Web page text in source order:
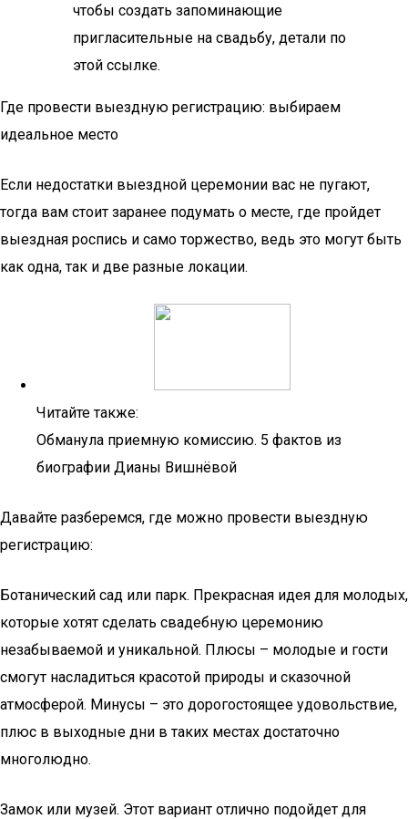
чтобы создать запоминающие
пригласительные на свадьбу, детали по
этой ссылке.
Где провести выездную регистрацию: выбираем
идеальное место
Если недостатки выездной церемонии вас не пугают,
тогда вам стоит заранее подумать о месте, где пройдет
выездная роспись и само торжество, ведь это могут быть
как одна, так и две разные локации.
Читайте также:
Обманула приемную комиссию. 5 фактов из
биографии Дианы Вишнёвой
Давайте разберемся, где можно провести выездную
регистрацию:
Ботанический сад или парк. Прекрасная идея для молодых,
которые хотят сделать свадебную церемонию
незабываемой и уникальной. Плюсы – молодые и гости
смогут насладиться красотой природы и сказочной
атмосферой. Минусы – это дорогостоящее удовольствие,
плюс в выходные дни в таких местах достаточно
многолюдно.
Замок или музей. Этот вариант отлично подойдет для